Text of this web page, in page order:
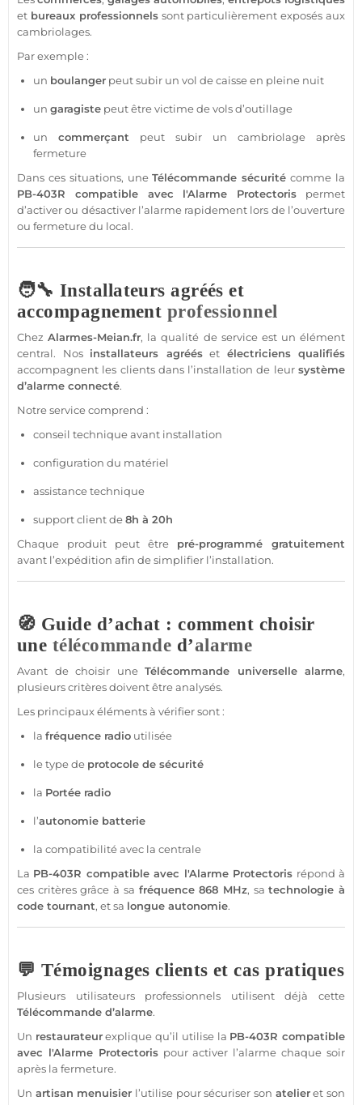
et bureauxprofessionnelssont particulièrement exposés aux
cambriolages.
Par exemple :
un boulanger peut subir un vol de caisse en pleine nuit
un garagiste peut être victime de vols d’outillage
un commerçant peut subir un cambriolage après
fermeture
Dans ces situations, uneTélécommande sécurité comme la
PB-403R
compatibleavec l'Alarme Protectoris permet
d’activer ou désactiver l’alarmerapidement lors de l’ouverture
ou fermeture du local.
🧑‍🔧 Installateurs agréés et
accompagnement professionnel
ChezAlarmes-Meian.fr, la qualité de service est un élément
central. Nos installateurs agrééset électriciens qualifiés
accompagnent les clients dans l’installation de leur système
d’alarme connecté.
Notre service comprend :
conseil technique avant installation
configuration du matériel
assistancetechnique
support client de8h à 20h
Chaque produit peut être pré-programmé gratuitement
avant l’expédition afin de simplifier l’installation.
🧭 Guide d’achat : comment choisir
une télécommande d’alarme
Avant de choisir une Télécommande universelle alarme,
plusieurs critères doivent être analysés.
Les principaux éléments à vérifier sont :
la fréquence radio utilisée
le type de protocole de sécurité
la Portée radio
l’autonomie batterie
la compatibilité avec la centrale
La PB-403R compatibleavec l'Alarme Protectoris répond à
ces critères grâce à sa fréquence868 MHz, satechnologie à
code tournant, et sa longue autonomie.
💬 Témoignages clients et cas pratiques
Plusieurs utilisateurs professionnels utilisent déjà cette
Télécommande d’alarme.
Un restaurateurexplique qu’il utilise la PB-403R compatible
avec l'Alarme Protectorispour activer l’alarme chaque soir
après la fermeture.
Un artisan menuisier l’utilise pour sécuriser son atelieret son